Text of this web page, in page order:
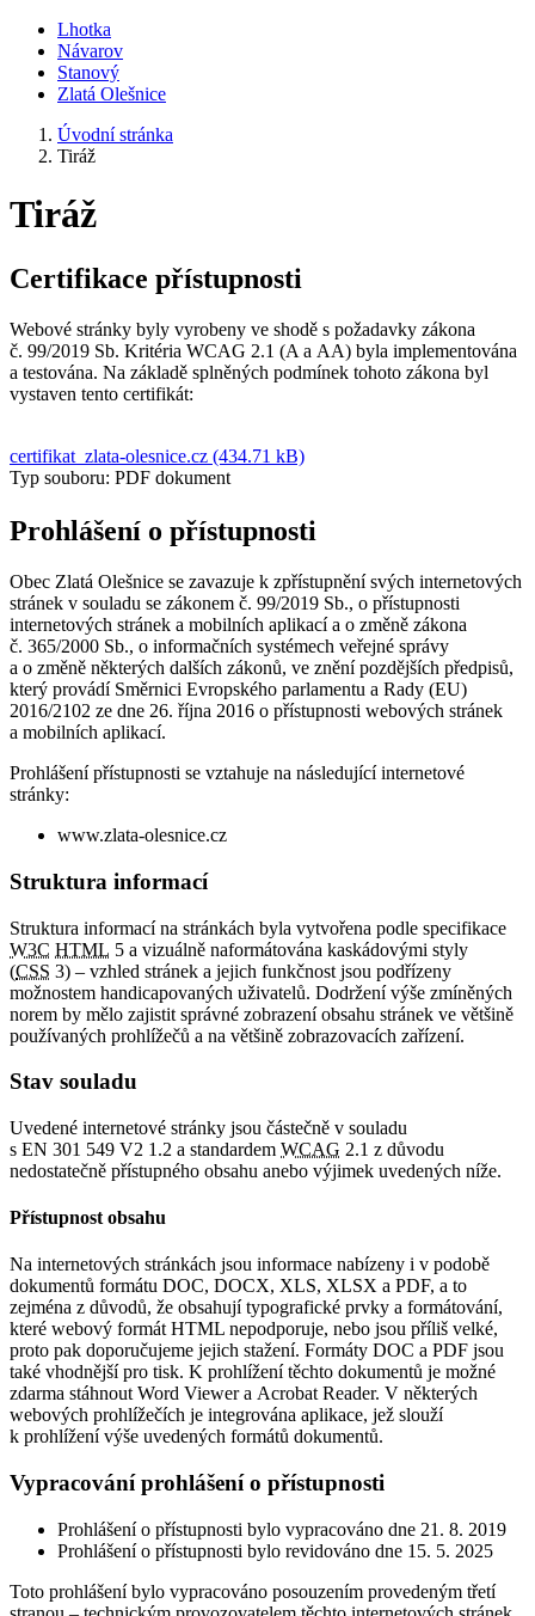
Lhotka
Návarov
Stanový
Zlatá Olešnice
Úvodní stránka
Tiráž
Tiráž
Certifikace přístupnosti
Webové stránky byly vyrobeny ve shodě s požadavky zákona
č. 99/2019 Sb. Kritéria WCAG 2.1 (A a AA) byla implementována
a testována. Na základě splněných podmínek tohoto zákona byl
vystaven tento certifikát:
certifikat_zlata-olesnice.cz (434.71 kB)
Typ souboru: PDF dokument
Prohlášení o přístupnosti
Obec Zlatá Olešnice se zavazuje k zpřístupnění svých internetových
stránek v souladu se zákonem č. 99/2019 Sb., o přístupnosti
internetových stránek a mobilních aplikací a o změně zákona
č. 365/2000 Sb., o informačních systémech veřejné správy
a o změně některých dalších zákonů, ve znění pozdějších předpisů,
který provádí Směrnici Evropského parlamentu a Rady (EU)
2016/2102 ze dne 26. října 2016 o přístupnosti webových stránek
a mobilních aplikací.
Prohlášení přístupnosti se vztahuje na následující internetové
stránky:
www.zlata-olesnice.cz
Struktura informací
Struktura informací na stránkách byla vytvořena podle specifikace
W3C HTML 5 a vizuálně naformátována kaskádovými styly
(CSS 3) – vzhled stránek a jejich funkčnost jsou podřízeny
možnostem handicapovaných uživatelů. Dodržení výše zmíněných
norem by mělo zajistit správné zobrazení obsahu stránek ve většině
používaných prohlížečů a na většině zobrazovacích zařízení.
Stav souladu
Uvedené internetové stránky jsou částečně v souladu
s EN 301 549 V2 1.2 a standardem WCAG 2.1 z důvodu
nedostatečně přístupného obsahu anebo výjimek uvedených níže.
Přístupnost obsahu
Na internetových stránkách jsou informace nabízeny i v podobě
dokumentů formátu DOC, DOCX, XLS, XLSX a PDF, a to
zejména z důvodů, že obsahují typografické prvky a formátování,
které webový formát HTML nepodporuje, nebo jsou příliš velké,
proto pak doporučujeme jejich stažení. Formáty DOC a PDF jsou
také vhodnější pro tisk. K prohlížení těchto dokumentů je možné
zdarma stáhnout Word Viewer a Acrobat Reader. V některých
webových prohlížečích je integrována aplikace, jež slouží
k prohlížení výše uvedených formátů dokumentů.
Vypracování prohlášení o přístupnosti
Prohlášení o přístupnosti bylo vypracováno dne 21. 8. 2019
Prohlášení o přístupnosti bylo revidováno dne 15. 5. 2025
Toto prohlášení bylo vypracováno posouzením provedeným třetí